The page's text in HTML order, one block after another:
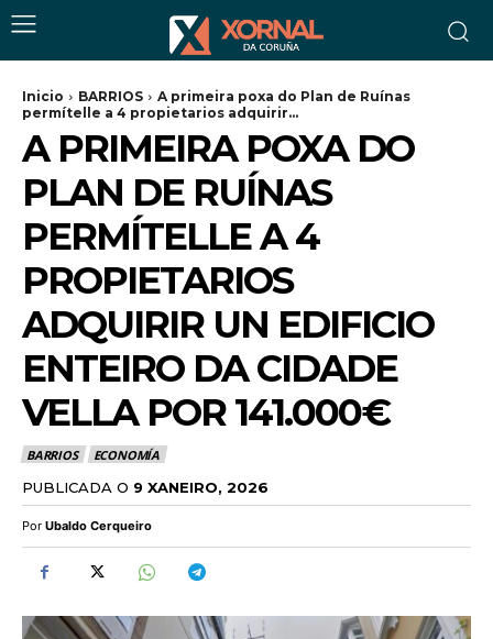
Inicio BARRIOS
A primeira poxa do Plan de Ruínas
permítelle a 4 propietarios adquirir...
A PRIMEIRA POXA DO
PLAN DE RUÍNAS
PERMÍTELLE A 4
PROPIETARIOS
ADQUIRIR UN EDIFICIO
ENTEIRO DA CIDADE
VELLA POR 141.000€
BARRIOS ECONOMÍA
PUBLICADA O 9 XANEIRO, 2026
Por Ubaldo Cerqueiro